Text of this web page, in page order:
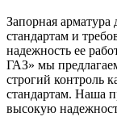
Запорная арматура
стандартам и
надежность ее
ГАЗ» мы
строгий контроль
стандартам. Наша
высокую